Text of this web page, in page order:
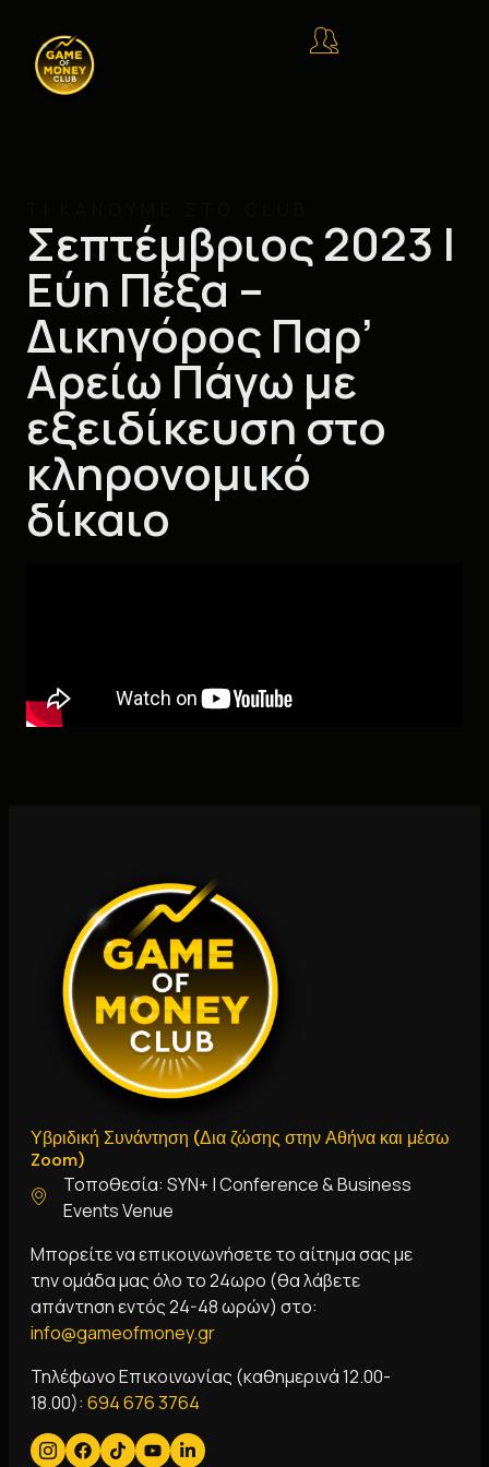
Σεπτέμβριος 2023 |
Εύη Πέξα –
Δικηγόρος Παρ’
Αρείω Πάγω με
εξειδίκευση στο
κληρονομικό
δίκαιο
Υβριδική Συνάντηση (Δια ζώσης στην Αθήνα και μέσω
Zoom)
Τοποθεσία: SYN+ | Conference & Business
Events Venue
Μπορείτε να επικοινωνήσετε το αίτημα σας με
την ομάδα μας όλο το 24ωρο (θα λάβετε
απάντηση εντός 24-48 ωρών) στο:
info@gameofmoney.gr
Τηλέφωνο Επικοινωνίας (καθημερινά 12.00-
18.00): 694 676 3764